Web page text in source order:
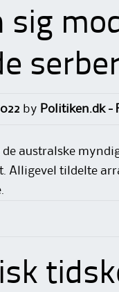
sig
by Politiken.dk -
australske
Alligevel tildelte